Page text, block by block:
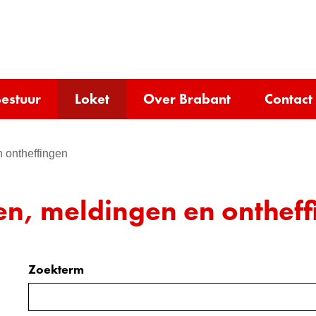
inhoud
Loket Over Brabant Contact
ontheffingen
meldingen en
Zoeken
de
Zoekterm